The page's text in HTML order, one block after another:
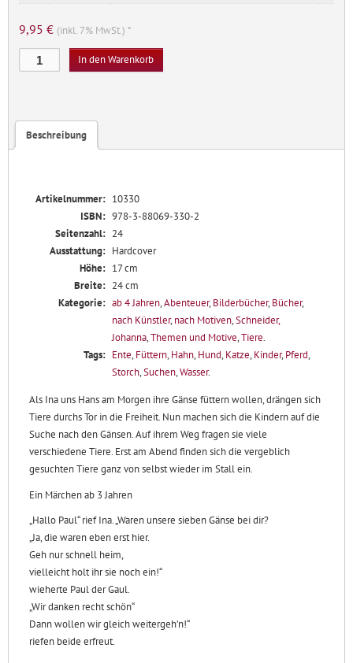
9,95 € (inkl. 7% MwSt.) *
sind
Menge
In den Warenkorb
Beschreibung
Artikelnummer: 10330
ISBN: 978-3-88069-330-2
Seitenzahl: 24
Ausstattung: Hardcover
Höhe: 17 cm
Breite: 24 cm
Kategorie: ab 4 Jahren,Abenteuer, Bilderbücher, Bücher,
nach Künstler, nach Motiven,Schneider,
Johanna,Themen und Motive,Tiere.
Tags: Ente, Füttern, Hahn, Hund, Katze, Kinder, Pferd,
Storch,Suchen,Wasser.
Als Ina uns Hans am Morgen ihre Gänse füttern wollen, drängen sich
Tiere durchs Tor in die Freiheit. Nun machen sich die Kindern auf die
Suche nach den Gänsen. Auf ihrem Weg fragen sie viele
verschiedene Tiere. Erst am Abend finden sich die vergeblich
gesuchten Tiere ganz von selbst wieder im Stall ein.
Ein Märchen ab 3 Jahren
„Hallo Paul“ rief Ina. „Waren unsere sieben Gänse bei dir?
„Ja, die waren eben erst hier.
Geh nur schnell heim,
vielleicht holt ihr sie noch ein!“
wieherte Paul der Gaul.
„Wir danken recht schön“
Dann wollen wir gleich weitergeh’n!“
riefen beide erfreut.